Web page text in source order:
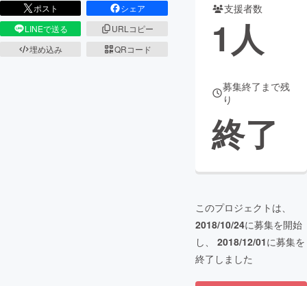
CAMPFIRE for Social Good
CAMPFIRE Creation
CAMPFIREふるさと納税
コミュニティ
ポスト
シェア
LINEで送る
URLコピー
埋め込み
QRコード
支援者数
1人
募集終了まで残
り
終了
このプロジェクトは、
2018/10/24に募集を開始
し、 2018/12/01に募集を
終了しました